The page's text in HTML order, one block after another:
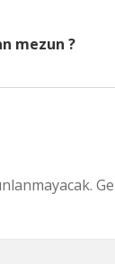
mezun ?